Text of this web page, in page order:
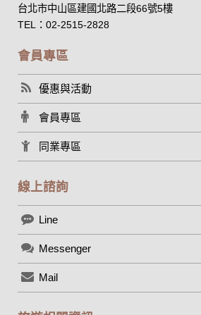
外，我們會視需要公佈統計數據及說明文
人之資料。
的個人資料揭露予第三人或使用於蒐集目
在您於本網站註冊帳號、使用本網站相
業夥伴處取得個人資料。
當客戶在本網站註冊時，我們會取得您
身份證字號、電子郵件、出生日期、性
當您註冊成功，並登入使用我們的服務
料。註冊時，本網站取得您的姓名、電話
號、電子郵件、出生日期、性別、行業
成功，並登入使用我們的服務後，本網站
其他除了上述，會保留您在上網瀏覽或查
生的相關記錄，包括您使用連線設備的
用的瀏覽器、瀏覽及點選資料紀錄等。
的瀏覽器予以標示，歸納使用者瀏覽器
網頁，除非您願意告知您的個人資料，
將此項記錄和您對應。請您注意，在本
商，或與連結本網站，也可能蒐集您個
提供的個人資訊，這些廣告廠商、或連
台北市中山區建國北路二段66號5樓
TEL：02-2515-2828
會員專區
優惠與活動
會員專區
同業專區
線上諮詢
Line
Messenger
Mail